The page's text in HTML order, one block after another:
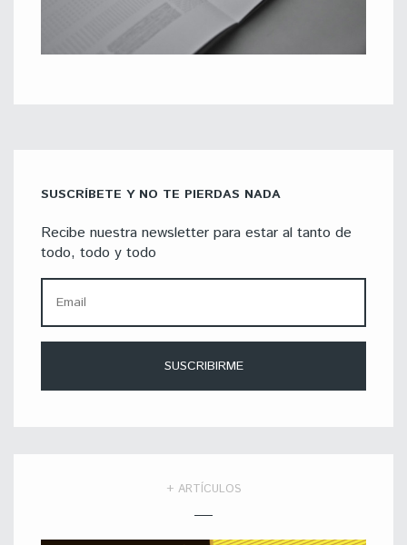
SUSCRÍBETE Y NO TE PIERDAS NADA
Recibe nuestra newsletter para estar al tanto de
todo, todo y todo
+ ARTÍCULOS